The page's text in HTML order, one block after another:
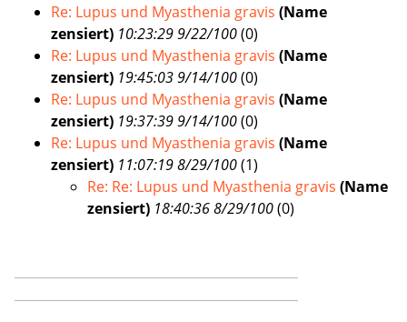
Re: Lupus und Myasthenia gravis (Name
zensiert) 10:23:29 9/22/100(0)
Re: Lupus und Myasthenia gravis (Name
zensiert) 19:45:03 9/14/100(0)
Re: Lupus und Myasthenia gravis (Name
zensiert) 19:37:39 9/14/100(0)
Re: Lupus und Myasthenia gravis (Name
zensiert) 11:07:19 8/29/100(1)
Re: Re: Lupus und Myasthenia gravis (Name
zensiert) 18:40:36 8/29/100(0)